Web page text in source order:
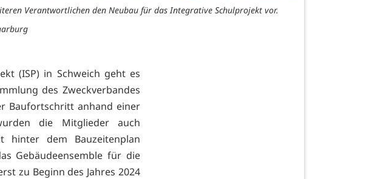
Verantwortlichen den Neubau für das Integrative Schulprojekt vor.
(ISP) in Schweich geht es
des Zweckverbandes
Baufortschritt anhand einer
die Mitglieder auch
hinter dem Bauzeitenplan
Gebäudeensemble für die
zu Beginn des Jahres 2024